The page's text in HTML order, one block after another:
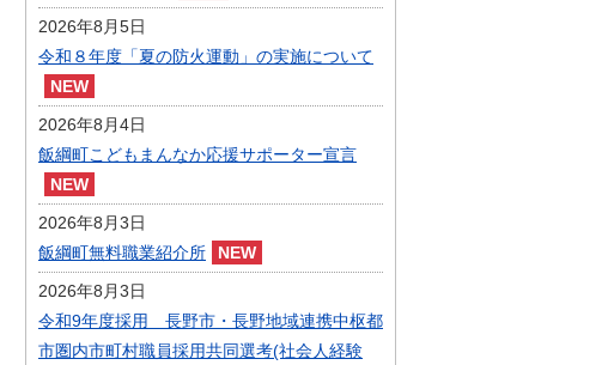
令・規制
企業の税金
入札・契約
指定管理者制度
人材募集
人事・職員募集
まちづくり
庁舎建設
2026年8月5日
令和８年度「夏の防火運動」の実施について
2026年8月4日
飯綱町こどもまんなか応援サポーター宣言
2026年8月3日
飯綱町無料職業紹介所
2026年8月3日
令和9年度採用 長野市・長野地域連携中枢都
市圏内市町村職員採用共同選考(社会人経験